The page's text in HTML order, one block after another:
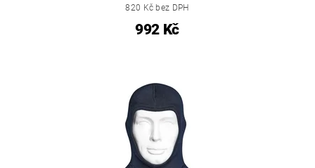
820 Kč bez DPH
992 Kč